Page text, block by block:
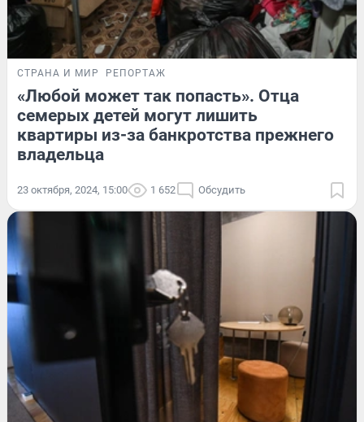
СТРАНА И МИР РЕПОРТАЖ
«Любой может так попасть». Отца
семерых детей могут лишить
квартиры из-за банкротства прежнего
владельца
23 октября, 2024, 15:00 1 652 Обсудить